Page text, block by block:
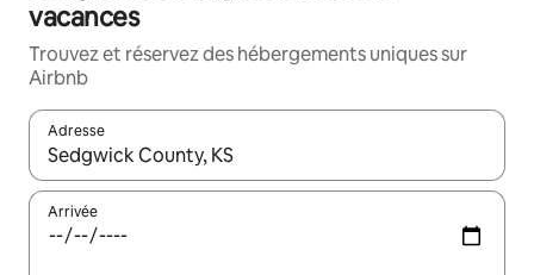
vacances
Trouvez et réservez des hébergements uniques sur
Airbnb
Adresse
Lorsque les résultats s'affichent, utilisez les flèches vers le
Arrivée